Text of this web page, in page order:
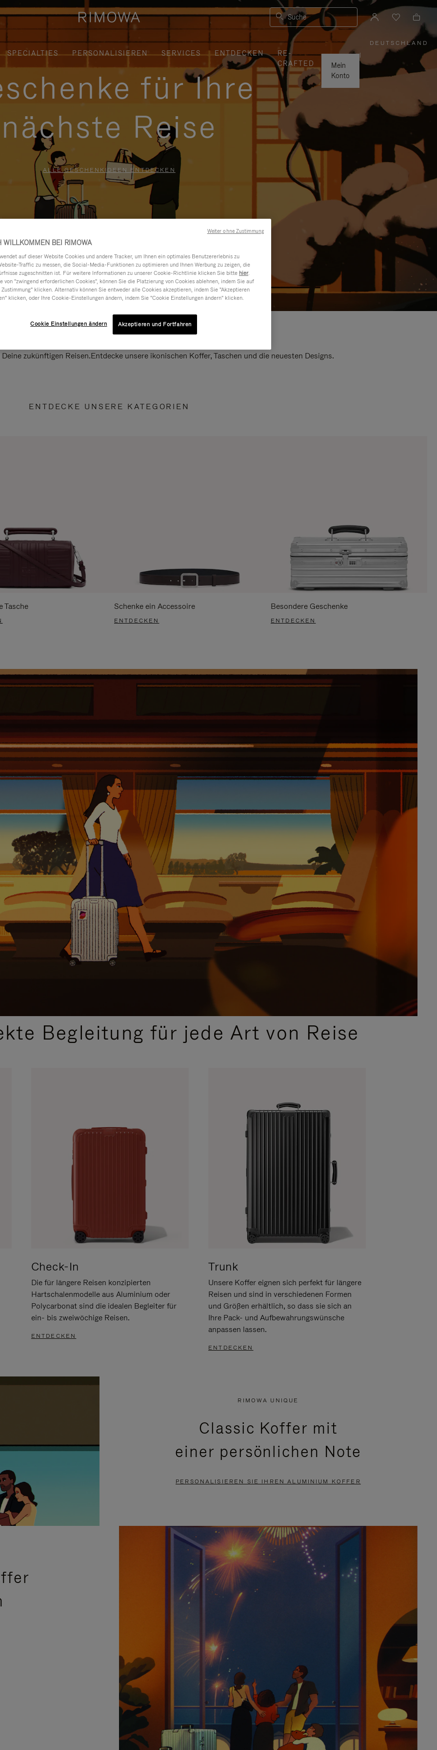
Suche
SPECIALTIES PERSONALISIEREN SERVICES ENTDECKEN
RE-
CRAFTED
Mein
Konto
DEUTSCHLAND
,
WÄHLEN
IHRE
REGION
AUS
|
für Ihre
nächste Reise
ALLE GESCHENKIDEEN ENTDECKEN
zukünftigen Reisen.Entdecke unsere ikonischen Koffer, Taschen und die neuesten Designs.
ENTDECKE UNSERE KATEGORIEN
Tasche Schenke ein Accessoire
ENTDECKEN
Besondere Geschenke
ENTDECKEN
Begleitung für jede Art von Reise
Check-In
Die für längere Reisen konzipierten
Hartschalenmodelle aus Aluminium oder
Polycarbonat sind die idealen Begleiter für
ein- bis zweiwöchige Reisen.
ENTDECKEN
Trunk
Unsere Koffer eignen sich perfekt für längere
Reisen und sind in verschiedenen Formen
und Größen erhältlich, so dass sie sich an
Ihre Pack- und Aufbewahrungswünsche
anpassen lassen.
ENTDECKEN
RIMOWA UNIQUE
Classic Koffer mit
einer persönlichen Note
PERSONALISIEREN SIE IHREN ALUMINIUM KOFFER
WILLKOMMEN BEI RIMOWA
auf dieser Website Cookies und andere Tracker, um Ihnen ein optimales Benutzererlebnis zu
Traffic zu messen, die Social-Media-Funktionen zu optimieren und Ihnen Werbung zu zeigen, die
zugeschnitten ist. Für weitere Informationen zu unserer Cookie-Richtlinie klicken Sie bitte hier.
von "zwingend erforderlichen Cookies", können Sie die Platzierung von Cookies ablehnen, indem Sie auf
klicken. Alternativ können Sie entweder alle Cookies akzeptieren, indem Sie "Akzeptieren
klicken, oder Ihre Cookie-Einstellungen ändern, indem Sie "Cookie Einstellungen ändern" klicken.
Cookie Einstellungen ändern Akzeptieren und Fortfahren
Weiter ohne Zustimmung